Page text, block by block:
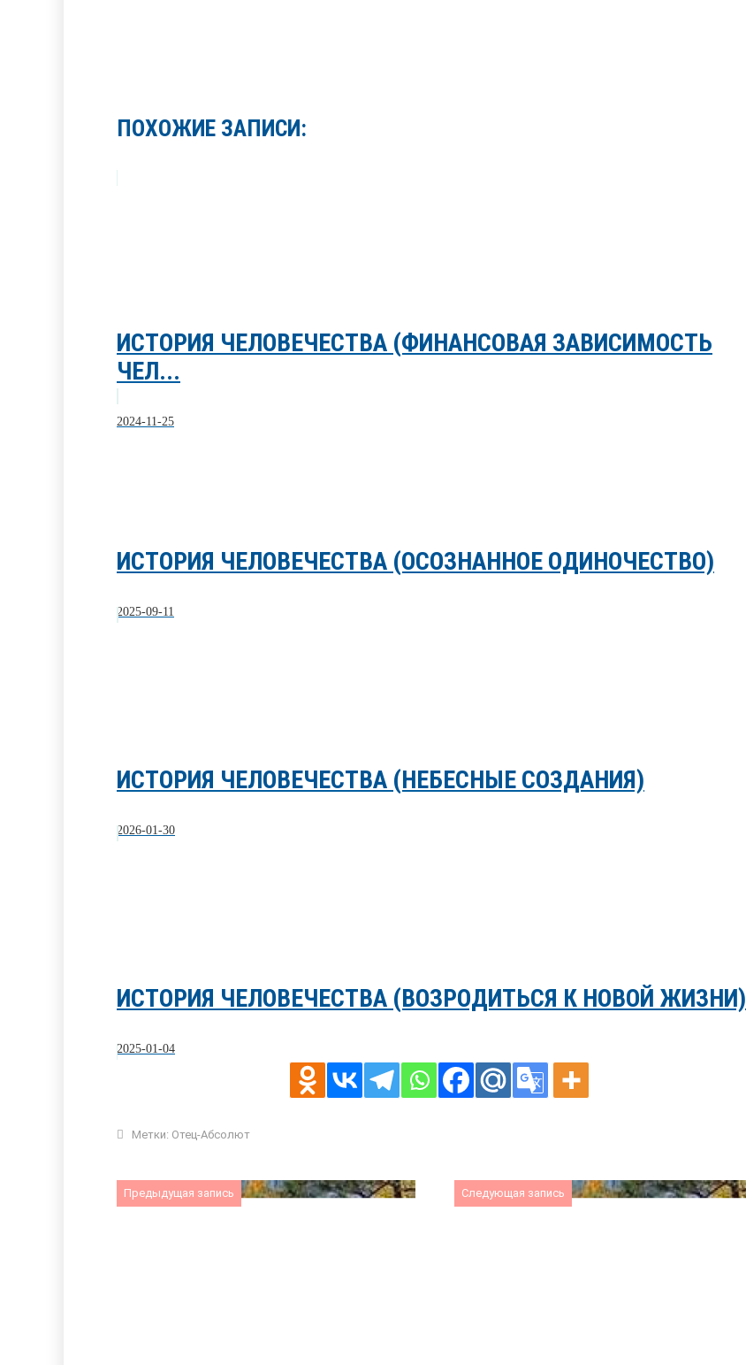
ПОХОЖИЕ ЗАПИСИ:
ИСТОРИЯ ЧЕЛОВЕЧЕСТВА (ФИНАНСОВАЯ ЗАВИСИМОСТЬ
ЧЕЛ...
2024-11-25
ИСТОРИЯ ЧЕЛОВЕЧЕСТВА (ОСОЗНАННОЕ ОДИНОЧЕСТВО)
2025-09-11
ИСТОРИЯ ЧЕЛОВЕЧЕСТВА (НЕБЕСНЫЕ СОЗДАНИЯ)
2026-01-30
ИСТОРИЯ ЧЕЛОВЕЧЕСТВА (ВОЗРОДИТЬСЯ К НОВОЙ ЖИЗНИ)
2025-01-04
Метки: Отец-Абсолют
Предыдущая запись Следующая запись